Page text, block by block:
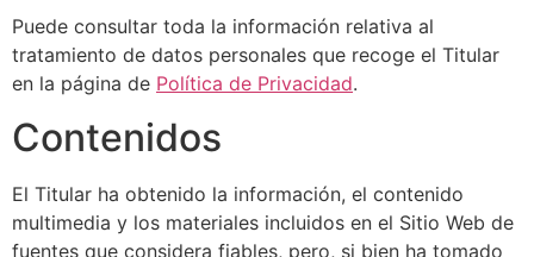
Puede consultar toda la información relativa al
tratamiento de datos personales que recoge el Titular
en la página de Política de Privacidad.
Contenidos
El Titular ha obtenido la información, el contenido
multimedia y los materiales incluidos en el Sitio Web de
fuentes que considera fiables, pero, si bien ha tomado